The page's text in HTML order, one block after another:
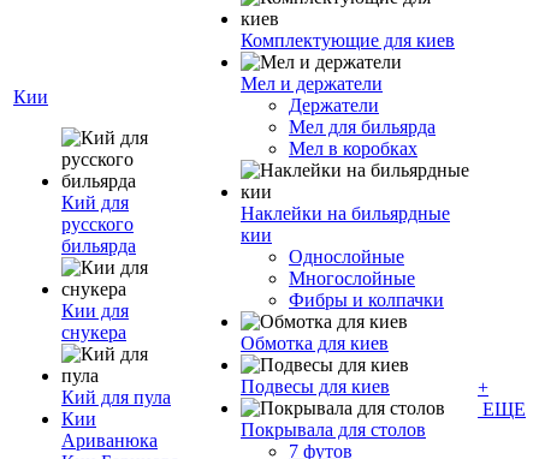
Кии
Кий для
русского
бильярда
Кии для
снукера
Кий для пула
Кии
Ариванюка
Комплектующие для киев
Мел и держатели
Держатели
Мел для бильярда
Мел в коробках
Наклейки на бильярдные
кии
Однослойные
Многослойные
Фибры и колпачки
Обмотка для киев
Подвесы для киев
Покрывала для столов
7 футов
+
ЕЩЕ